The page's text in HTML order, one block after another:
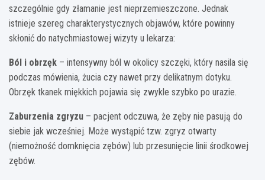
szczególnie gdy złamanie jest nieprzemieszczone. Jednak
istnieje szereg charakterystycznych objawów, które powinny
skłonić do natychmiastowej wizyty u lekarza:
Ból i obrzęk – intensywny ból w okolicy szczęki, który nasila się
podczas mówienia, żucia czy nawet przy delikatnym dotyku.
Obrzęk tkanek miękkich pojawia się zwykle szybko po urazie.
Zaburzenia zgryzu – pacjent odczuwa, że zęby nie pasują do
siebie jak wcześniej. Może wystąpić tzw. zgryz otwarty
(niemożność domknięcia zębów) lub przesunięcie linii środkowej
zębów.